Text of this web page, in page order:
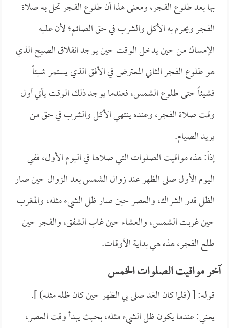
بها بعد طلوع الفجر، ومعنى هذا أن طلوع الفجر تحل به صلاة
الفجر ويحرم به الأكل والشرب في حق الصائم؛ لأن عليه
الإمساك من حين يدخل الوقت حين يوجد انفلاق الصبح الذي
هو طلوع الفجر الثاني المعترض في الأفق الذي يستمر شيئاً
فشيئاً حتى طلوع الشمس، فعندما يوجد ذلك الوقت يأتي أول
وقت صلاة الفجر، وعنده ينتهي الأكل والشرب في حق من
يريد الصيام.
إذاً: هذه مواقيت الصلوات التي صلاها في اليوم الأول، ففي
اليوم الأول صلى الظهر عند زوال الشمس بعد الزوال حين صار
الظل قدر الشراك، والعصر حين صار ظل الشيء مثله، والمغرب
حين غربت الشمس، والعشاء حين غاب الشفق، والفجر حين
طلع الفجر، هذه هي بداية الأوقات.
آخر مواقيت الصلوات الخمس
قوله: [ (فلما كان الغد صلى بي الظهر حين كان ظله مثله) ].
يعني: عندما يكون ظل الشيء مثله، بحيث يبدأ وقت العصر،